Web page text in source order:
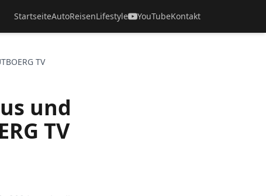
StartseiteAutoReisenLifestyle YouTubeKontakt
TV
und
TV